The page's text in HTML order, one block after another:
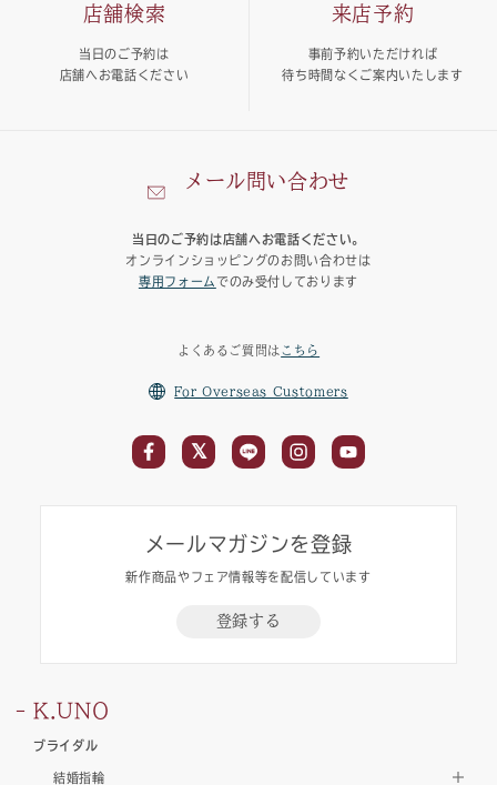
メール問い合わせ
当日のご予約は店舗へお電話ください。
オンラインショッピングのお問い合わせは
専用フォーム でのみ受付しております
店舗検索
当日のご予約は
店舗へお電話ください
来店予約
事前予約いただければ
待ち時間なくご案内いたします
よくあるご質問は こちら
For Overseas Customers
メールマガジンを登録
新作商品やフェア情報等を配信しています
登録する
K.UNO
ブライダル
結婚指輪